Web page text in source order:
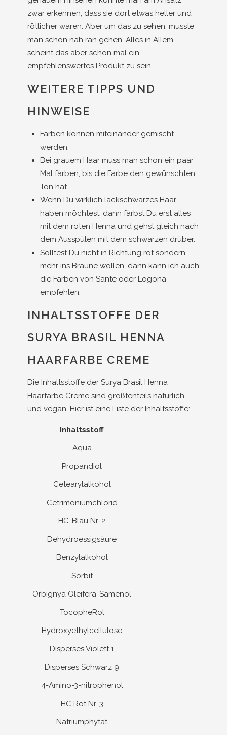
zwar erkennen, dass sie dort etwas heller und
rötlicher waren. Aber um das zu sehen, musste
man schon nah ran gehen. Alles in Allem
scheint das aber schon mal ein
empfehlenswertes Produkt zu sein.
WEITERE TIPPS UND
HINWEISE
Farben können miteinander gemischt
werden.
Bei grauem Haar muss man schon ein paar
Mal färben, bis die Farbe den gewünschten
Ton hat.
Wenn Du wirklich lackschwarzes Haar
haben möchtest, dann färbst Du erst alles
mit dem roten Henna und gehst gleich nach
dem Ausspülen mit dem schwarzen drüber.
Solltest Du nicht in Richtung rot sondern
mehr ins Braune wollen, dann kann ich auch
die Farben von Sante oder Logona
empfehlen.
INHALTSSTOFFE DER
SURYA BRASIL HENNA
HAARFARBE CREME
Die Inhaltsstoffe der Surya Brasil Henna
Haarfarbe Creme sind größtenteils natürlich
und vegan. Hier ist eine Liste der Inhaltsstoffe:
Inhaltsstoff
Aqua
Propandiol
Cetearylalkohol
Cetrimoniumchlorid
HC-Blau Nr. 2
Dehydroessigsäure
Benzylalkohol
Sorbit
Orbignya Oleifera-Samenöl
TocopheRol
Hydroxyethylcellulose
Disperses Violett 1
Disperses Schwarz 9
4-Amino-3-nitrophenol
HC Rot Nr. 3
Natriumphytat